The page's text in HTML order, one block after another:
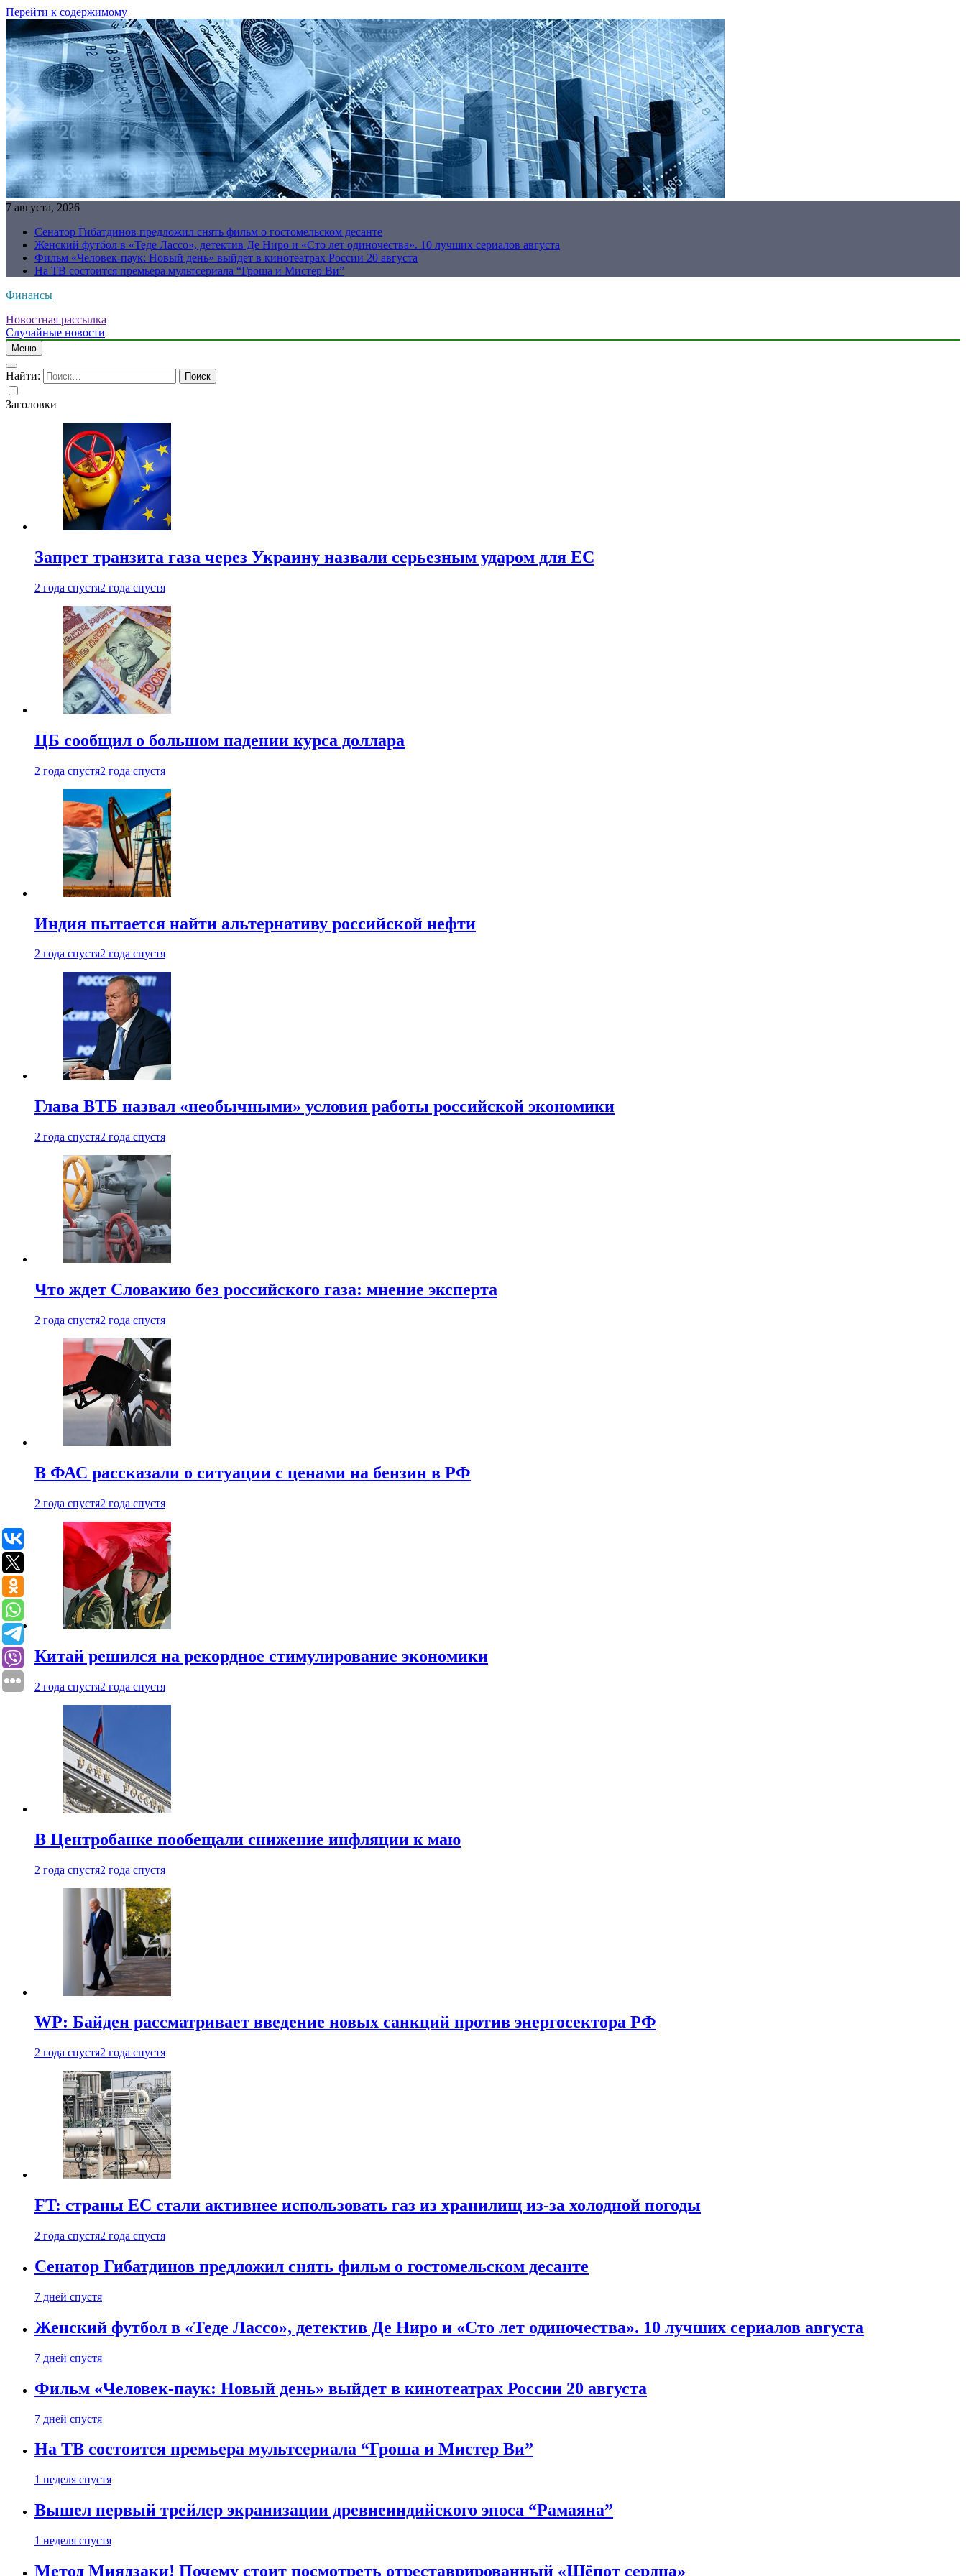
Перейти к содержимому
7 августа, 2026
Сенатор Гибатдинов предложил снять фильм о гостомельском десанте
Женский футбол в «Теде Лассо», детектив Де Ниро и «Сто лет одиночества». 10 лучших сериалов августа
Фильм «Человек-паук: Новый день» выйдет в кинотеатрах России 20 августа
На ТВ состоится премьера мультсериала “Гроша и Мистер Ви”
Финансы
Новостная рассылка
Случайные новости
Меню
Найти:
Заголовки
Запрет транзита газа через Украину назвали серьезным ударом для ЕС
2 года спустя2 года спустя
ЦБ сообщил о большом падении курса доллара
2 года спустя2 года спустя
Индия пытается найти альтернативу российской нефти
2 года спустя2 года спустя
Глава ВТБ назвал «необычными» условия работы российской экономики
2 года спустя2 года спустя
Что ждет Словакию без российского газа: мнение эксперта
2 года спустя2 года спустя
В ФАС рассказали о ситуации с ценами на бензин в РФ
2 года спустя2 года спустя
Китай решился на рекордное стимулирование экономики
2 года спустя2 года спустя
В Центробанке пообещали снижение инфляции к маю
2 года спустя2 года спустя
WP: Байден рассматривает введение новых санкций против энергосектора РФ
2 года спустя2 года спустя
FT: страны ЕС стали активнее использовать газ из хранилищ из-за холодной погоды
2 года спустя2 года спустя
Сенатор Гибатдинов предложил снять фильм о гостомельском десанте
7 дней спустя
Женский футбол в «Теде Лассо», детектив Де Ниро и «Сто лет одиночества». 10 лучших сериалов августа
7 дней спустя
Фильм «Человек-паук: Новый день» выйдет в кинотеатрах России 20 августа
7 дней спустя
На ТВ состоится премьера мультсериала “Гроша и Мистер Ви”
1 неделя спустя
Вышел первый трейлер экранизации древнеиндийского эпоса “Рамаяна”
1 неделя спустя
Метод Миядзаки! Почему стоит посмотреть отреставрированный «Шёпот сердца»